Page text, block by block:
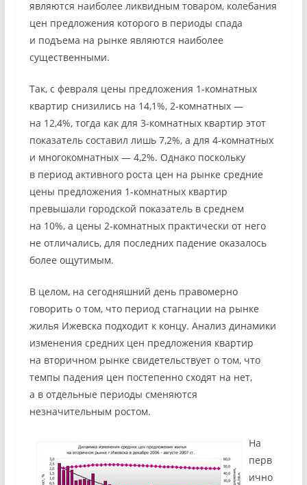
являются наиболее ликвидным товаром, колебания
цен предложения которого в периоды спада
и подъема на рынке являются наиболее
существенными.
Так, с февраля цены предложения 1-комнатных
квартир снизились на 14,1%, 2-комнатных —
на 12,4%, тогда как для 3-комнатных квартир этот
показатель составил лишь 7,2%, а для 4-комнатных
и многокомнатных — 4,2%. Однако поскольку
в период активного роста цен на рынке средние
цены предложения 1-комнатных квартир
превышали городской показатель в среднем
на 10%, а цены 2-комнатных практически от него
не отличались, для последних падение оказалось
более ощутимым.
В целом, на сегодняшний день правомерно
говорить о том, что период стагнации на рынке
жилья Ижевска подходит к концу. Анализ динамики
изменения средних цен предложения квартир
на вторичном рынке свидетельствует о том, что
темпы падения цен постепенно сходят на нет,
а в отдельные периоды сменяются
незначительным ростом.
На
перв
ично